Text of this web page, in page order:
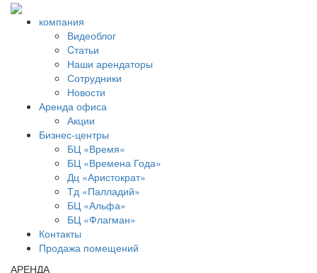
компания
Видеоблог
Cтатьи
Наши арендаторы
Сотрудники
Новости
Аренда офиса
Акции
Бизнес-центры
БЦ «Время»
БЦ «Времена Года»
Дц «Аристократ»
Тд «Палладий»
БЦ «Альфа»
БЦ «Флагман»
Контакты
Продажа помещений
АРЕНДА